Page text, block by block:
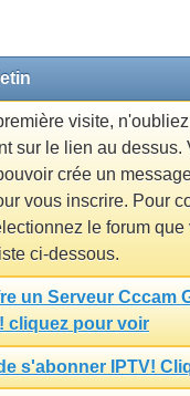
visite,
sur le lien au dessus.
crée un
vous inscrire. Pour
le forum
ci-dessous.
un Serveur Cccam
cliquez pour voir
s'abonner IPTV!